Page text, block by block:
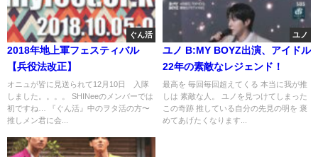
ぐん活
2018年地上軍フェスティバル
【兵役法改正】
オニュが皆に見送られて12月10日 入隊
しました。。。。 SHINeeのメンバーでは
初ですね… 『ぐん活』中のヲタ活の方〜
推しメン君に会...
ユノ
ユノ B:MY BOYZ出演、アイドル
22年の素敵なレジェンド！
最高を 毎回毎回超えてくる 本当に我が推
しは 素敵な人。 ユノを見つけてしまった
この奇跡 推している自分の先見の明を 褒
めてあげたくなります...